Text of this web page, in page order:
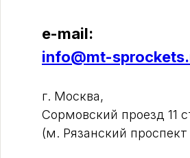
e-mail:
info@mt-
г. Москва,
Сормовский проезд 11
(м. Рязанский